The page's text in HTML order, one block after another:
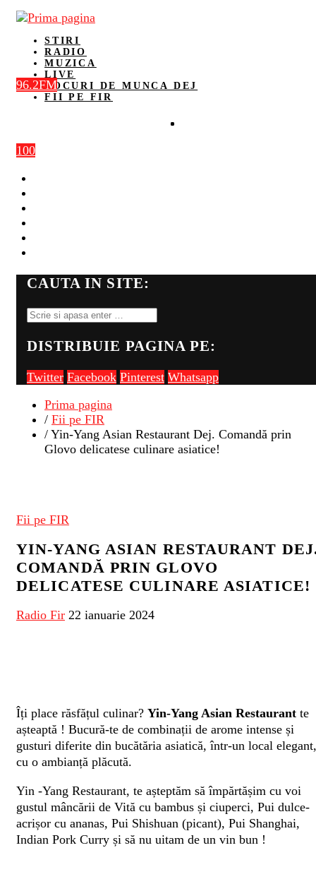
STIRI
RADIO
MUZICA
LIVE
LOCURI DE MUNCA DEJ
FII PE FIR
100
96.2FM
CAUTA IN SITE:
DISTRIBUIE PAGINA PE:
Twitter Facebook Pinterest Whatsapp
Prima pagina
/ Fii pe FIR
/ Yin-Yang Asian Restaurant Dej. Comandă prin
Glovo delicatese culinare asiatice!
Fii pe FIR
YIN-YANG ASIAN RESTAURANT
COMANDĂ PRIN GLOVO
DELICATESE CULINARE ASIATICE!
Radio Fir 22 ianuarie 2024
Îți place răsfățul culinar? Yin-Yang Asian Restaurant te
așteaptă ! Bucură-te de combinații de arome intense și
gusturi diferite din bucătăria asiatică, într-un local elegant,
cu o ambianță plăcută.
Yin -Yang Restaurant, te așteptăm să împărtășim cu voi
gustul mâncării de Vită cu bambus și ciuperci, Pui dulce-
acrișor cu ananas, Pui Shishuan (picant), Pui Shanghai,
Indian Pork Curry și să nu uitam de un vin bun !